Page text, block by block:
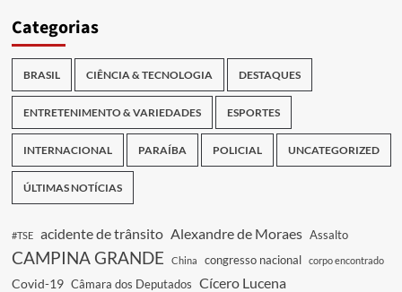
Categorias
BRASIL CIÊNCIA & TECNOLOGIA DESTAQUES
ENTRETENIMENTO & VARIEDADES ESPORTES
INTERNACIONAL PARAÍBA POLICIAL UNCATEGORIZED
ÚLTIMAS NOTÍCIAS
#TSE acidente de trânsito Alexandre de Moraes Assalto
CAMPINA GRANDE China congresso nacional corpo encontrado
Covid-19 Câmara dos Deputados Cícero Lucena